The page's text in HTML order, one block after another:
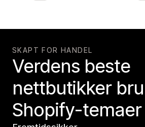
SKAPT FOR HANDEL
Verdens beste
nettbutikker
Shopify-temaer